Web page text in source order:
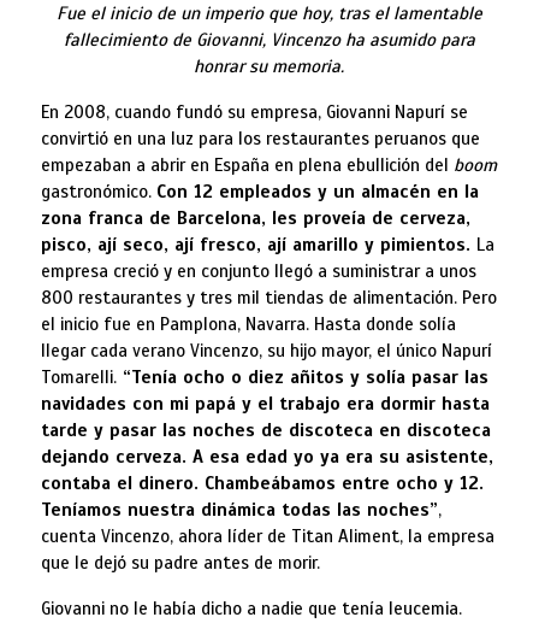
Fue el inicio de un imperio que hoy, tras el lamentable
fallecimiento de Giovanni, Vincenzo ha asumido para
honrar su memoria.
En 2008, cuando fundó su empresa, Giovanni Napurí se
convirtió en una luz para los restaurantes peruanos que
empezaban a abrir en España en plena ebullición del boom
gastronómico. Con 12 empleados y un almacén en la
zona franca de Barcelona, les proveía de cerveza,
pisco, ají seco, ají fresco, ají amarillo y pimientos. La
empresa creció y en conjunto llegó a suministrar a unos
800 restaurantes y tres mil tiendas de alimentación. Pero
el inicio fue en Pamplona, Navarra. Hasta donde solía
llegar cada verano Vincenzo, su hijo mayor, el único Napurí
Tomarelli.“Tenía ocho o diez añitos y solía pasar las
navidades con mi papá y el trabajo era dormir hasta
tarde y pasar las noches de discoteca en discoteca
dejando cerveza. A esa edad yo ya era su asistente,
contaba el dinero. Chambeábamos entre ocho y 12.
Teníamos nuestra dinámica todas las noches”,
cuenta Vincenzo, ahora líder de Titan Aliment, la empresa
que le dejó su padre antes de morir.
Giovanni no le había dicho a nadie que tenía leucemia.